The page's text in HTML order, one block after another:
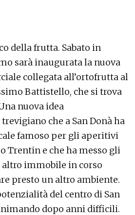
della frutta. Sabato in
sarà inaugurata la nuova
collegata all’ortofrutta al
Battistello, che si trova
nuova idea
che a San Donà ha
famoso per gli aperitivi
Trentin e che ha messo gli
altro immobile in corso
presto un altro ambiente.
del centro di San
dopo anni difficili.